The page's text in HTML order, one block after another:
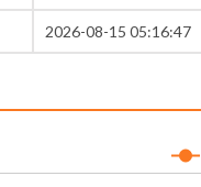
2026-08-15 05:16:47